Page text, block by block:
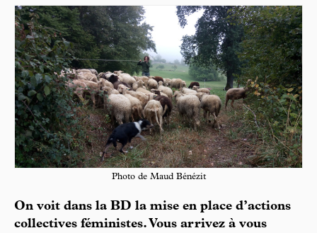
Photo de Maud Bénézit
On voit dans la BD la mise en place d’actions
collectives féministes. Vous arrivez à vous